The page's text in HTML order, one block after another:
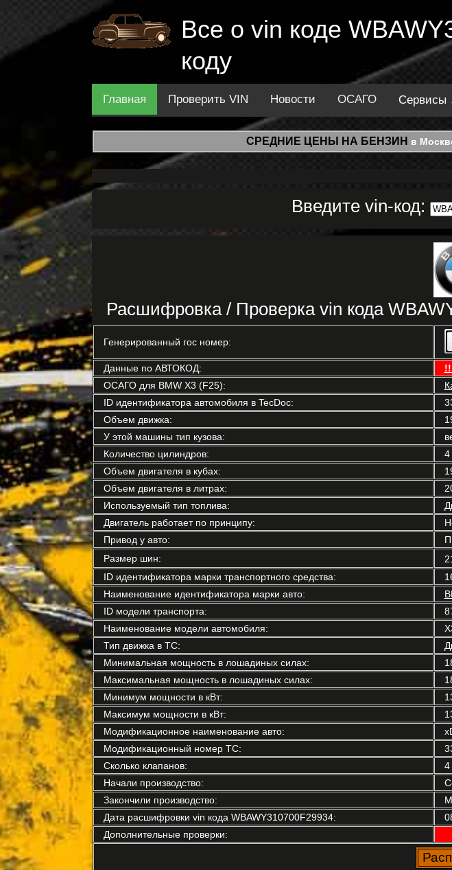
Все о vin коде
коду
Главная Проверить VIN Новости ОСАГО Сервисы
СРЕДНИЕ ЦЕНЫ НА БЕНЗИН в
Введите vin-код:
Расшифровка / Проверка vin кода
Генерированный гос номер:
Данные по АВТОКОД:
ОСАГО для BMW X3 (F25):
ID идентификатора автомобиля в TecDoc:
Объем движка:
У этой машины тип кузова:
Количество цилиндров:
4
Объем двигателя в кубах:
Объем двигателя в литрах:
Используемый тип топлива:
Двигатель работает по принципу:
Привод у авто:
Размер шин:
ID идентификатора марки транспортного средства:
Наименование идентификатора марки авто:
ID модели транспорта:
Наименование модели автомобиля:
Тип движка в ТС:
Минимальная мощность в лошадиных силах:
Максимальная мощность в лошадиных силах:
Минимум мощности в кВт:
Максимум мощности в кВт:
Модификационное наименование авто:
Модификационный номер ТС:
Сколько клапанов:
4
Начали производство:
Закончили производство:
Дата расшифровки vin кода WBAWY310700F29934:
Дополнительные проверки: